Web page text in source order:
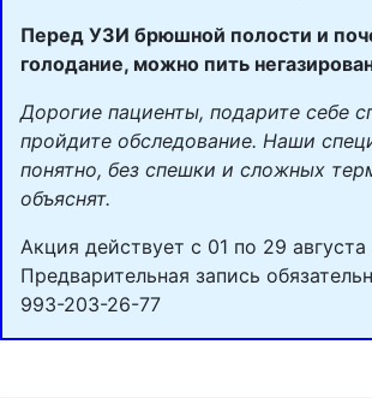
Перед УЗИ брюшной полости и
голодание, можно пить
Дорогие пациенты, подарите себе
пройдите обследование. Наши
понятно, без спешки и сложных
объяснят.
Акция действует с 01 по 29 августа
Предварительная запись
993-203-26-77